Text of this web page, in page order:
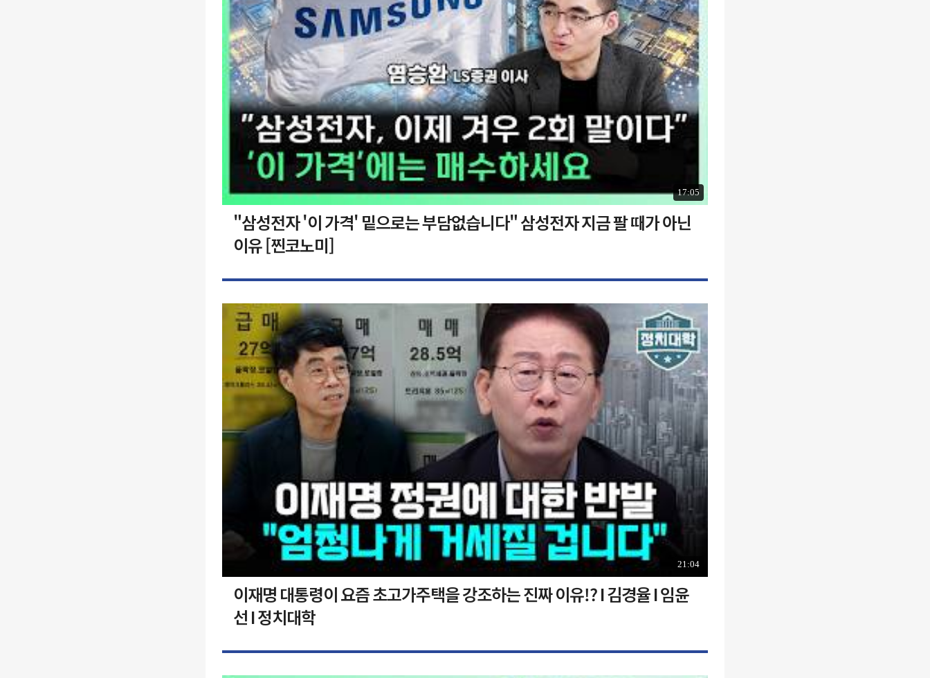
17:05
"삼성전자 '이 가격' 밑으로는 부담없습니다" 삼성전자 지금 팔 때가 아닌
이유 [찐코노미]
21:04
이재명 대통령이 요즘 초고가주택을 강조하는 진짜 이유!? I 김경율 I 임윤
선 I 정치대학